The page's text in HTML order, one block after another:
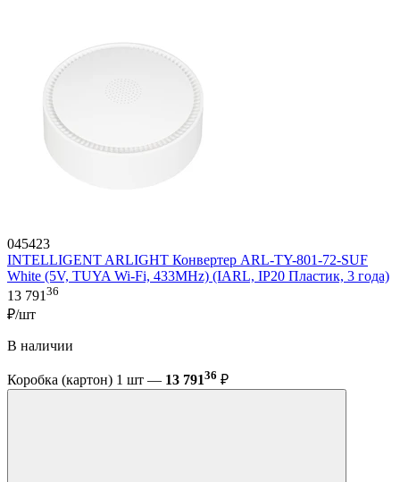
045423
INTELLIGENT ARLIGHT Конвертер ARL-TY-801-72-SUF
White (5V, TUYA Wi-Fi, 433MHz) (IARL, IP20 Пластик, 3 года)
13 791 36
₽/шт
В наличии
Коробка (картон) 1 шт — 13 79136 ₽